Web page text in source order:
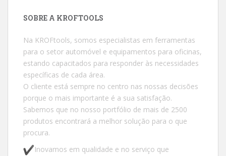
SOBRE A KROFTOOLS
Na KROFtools, somos especialistas em ferramentas
para o setor automóvel e equipamentos para oficinas,
estando capacitados para responder às necessidades
específicas de cada área.
O cliente está sempre no centro nas nossas decisões
porque o mais importante é a sua satisfação.
Sabemos que no nosso portfólio de mais de 2500
produtos encontrará a melhor solução para o que
procura.
Inovamos em qualidade e no serviço que